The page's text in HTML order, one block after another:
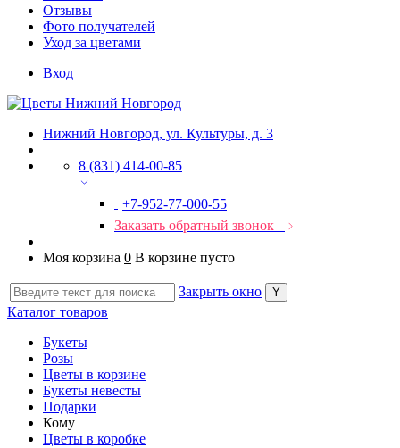
Отзывы
Фото получателей
Уход за цветами
Вход
Нижний Новгород, ул. Культуры, д. 3
8 (831) 414-00-85
+7-952-77-000-55
Заказать обратный звонок
Моя корзина 0 В корзине пусто
Закрыть окно
Каталог товаров
Букеты
Розы
Цветы в корзине
Букеты невесты
Подарки
Кому
Цветы в коробке